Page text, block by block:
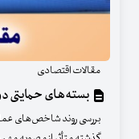
مقالات اقتصادی
بسته‌های حمایتی
بررسی روند شاخص‌های